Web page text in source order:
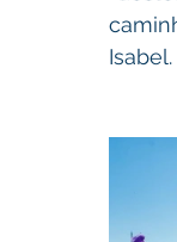
Isabel.